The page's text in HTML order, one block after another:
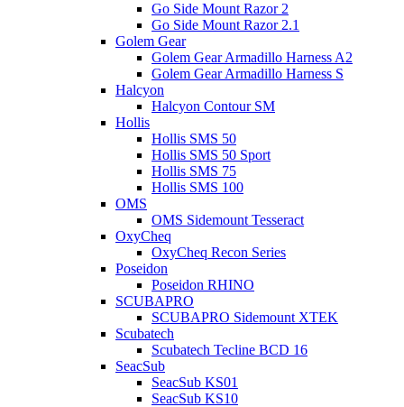
Go Side Mount Razor 2
Go Side Mount Razor 2.1
Golem Gear
Golem Gear Armadillo Harness A2
Golem Gear Armadillo Harness S
Halcyon
Halcyon Contour SM
Hollis
Hollis SMS 50
Hollis SMS 50 Sport
Hollis SMS 75
Hollis SMS 100
OMS
OMS Sidemount Tesseract
OxyCheq
OxyCheq Recon Series
Poseidon
Poseidon RHINO
SCUBAPRO
SCUBAPRO Sidemount XTEK
Scubatech
Scubatech Tecline BCD 16
SeacSub
SeacSub KS01
SeacSub KS10